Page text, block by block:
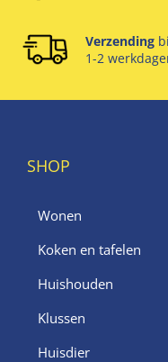
Verzending
1-2
SHOP
Wonen
Koken en tafelen
Huishouden
Klussen
Huisdier